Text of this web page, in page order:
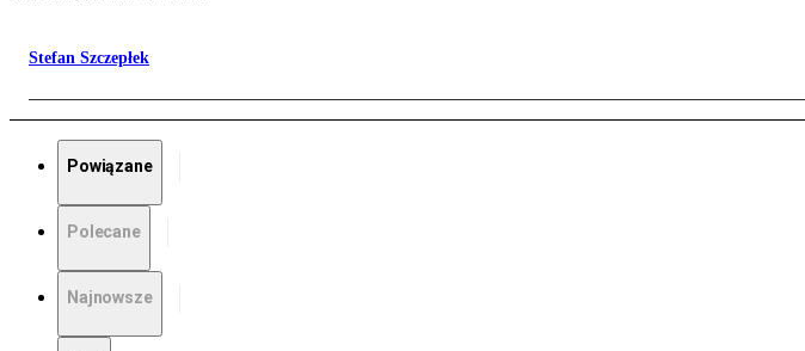
Stefan Szczepłek
Powiązane
Polecane
Najnowsze